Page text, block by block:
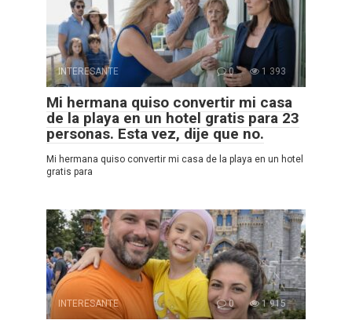
INTERESANTE 0 1 393
Mi hermana quiso convertir mi casa
de la playa en un hotel gratis para 23
personas. Esta vez, dije que no.
Mi hermana quiso convertir mi casa de la playa en un hotel
gratis para
INTERESANTE 0 1 915